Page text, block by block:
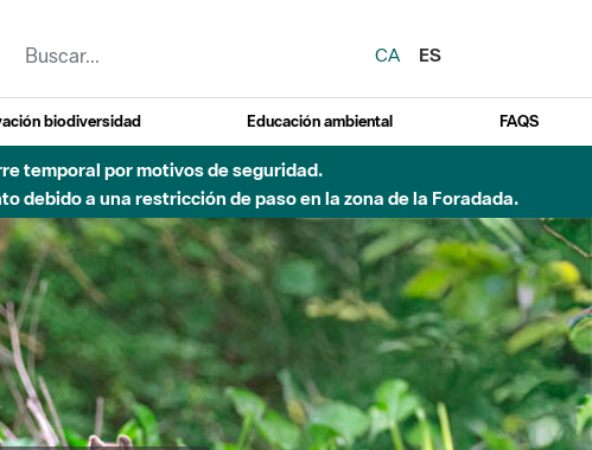
CA
ES
biodiversidad Educación ambiental FAQS
temporal por motivos de seguridad.
debido a una restricción de paso en la zona de la Foradada.